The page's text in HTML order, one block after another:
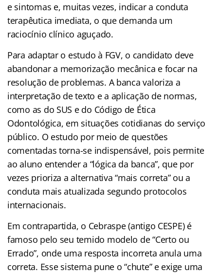
e sintomas e, muitas vezes, indicar a conduta
terapêutica imediata, o que demanda um
raciocínio clínico aguçado.
Para adaptar o estudo à FGV, o candidato deve
abandonar a memorização mecânica e focar na
resolução de problemas. A banca valoriza a
interpretação de texto e a aplicação de normas,
como as do SUS e do Código de Ética
Odontológica, em situações cotidianas do serviço
público. O estudo por meio de questões
comentadas torna-se indispensável, pois permite
ao aluno entender a “lógica da banca”, que por
vezes prioriza a alternativa “mais correta” ou a
conduta mais atualizada segundo protocolos
internacionais.
Em contrapartida, o Cebraspe (antigo CESPE) é
famoso pelo seu temido modelo de “Certo ou
Errado”, onde uma resposta incorreta anula uma
correta. Esse sistema pune o “chute” e exige uma